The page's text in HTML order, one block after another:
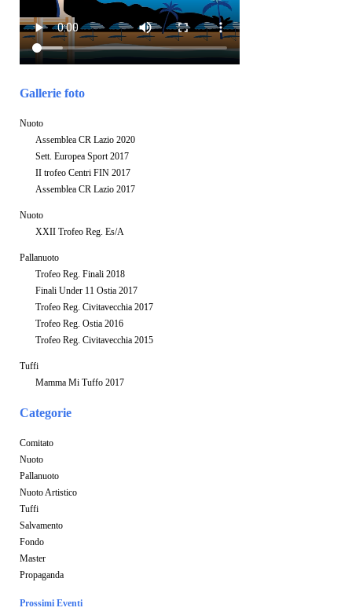
Gallerie foto
Nuoto
Assemblea CR Lazio 2020
Sett. Europea Sport 2017
II trofeo Centri FIN 2017
Assemblea CR Lazio 2017
Nuoto
XXII Trofeo Reg. Es/A
Pallanuoto
Trofeo Reg. Finali 2018
Finali Under 11 Ostia 2017
Trofeo Reg. Civitavecchia 2017
Trofeo Reg. Ostia 2016
Trofeo Reg. Civitavecchia 2015
Tuffi
Mamma Mi Tuffo 2017
Categorie
Comitato
Nuoto
Pallanuoto
Nuoto Artistico
Tuffi
Salvamento
Fondo
Master
Propaganda
Prossimi Eventi